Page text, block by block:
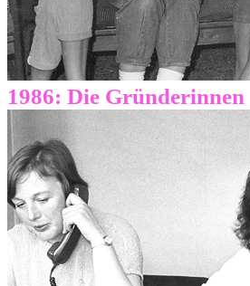
1986: Die Gründerinnen